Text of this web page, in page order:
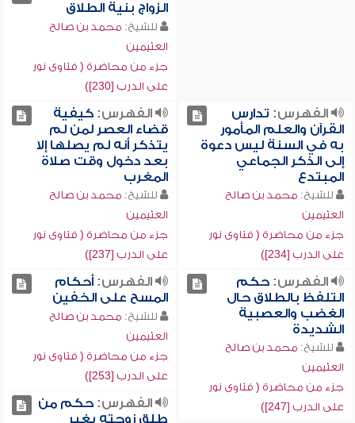
الزواج بنية الطلاق
للشيخ: محمد بن صالح
العثيمين
جزء من محاضرة ( فتاوى نور
على الدرب [230])
الفهرس: تدارس
القرآن والعلم المأمور
به في السنة ليس دعوة
إلى الذكر الجماعي
المبتدع
للشيخ: محمد بن صالح
العثيمين
جزء من محاضرة ( فتاوى نور
على الدرب [234])
الفهرس:كيفية
قضاء العصر لمن لم
يتذكر أنه لم يصلها إلا
بعد دخول وقت صلاة
المغرب
للشيخ: محمد بن صالح
العثيمين
جزء من محاضرة ( فتاوى نور
على الدرب [237])
الفهرس:حكم
التلفظ بالطلاق حال
الغضب والعصبية
الشديدة
للشيخ: محمد بن صالح
العثيمين
جزء من محاضرة ( فتاوى نور
على الدرب [247])
الفهرس:أحكام
المسح على الخفين
للشيخ: محمد بن صالح
العثيمين
جزء من محاضرة ( فتاوى نور
على الدرب [253])
الفهرس:حكم من
طلق زوجته بغير